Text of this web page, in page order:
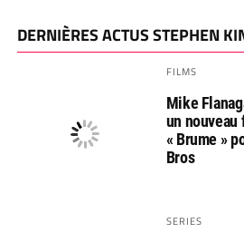
DERNIÈRES ACTUS STEPHEN
FILMS
Mike
un
« Brume »
Bros
SERIES